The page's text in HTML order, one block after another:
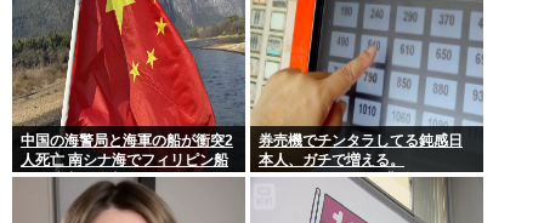
中国の海警局と海軍の船が衝突2
人死亡 南シナ海でフィリピン船
を追跡中、公表までに1年
券売機でチンタラしてる鈍感日
本人、ガチで増える。
197cm57kgの俺が背後5cmまで
接近してるのに急ぎもしない